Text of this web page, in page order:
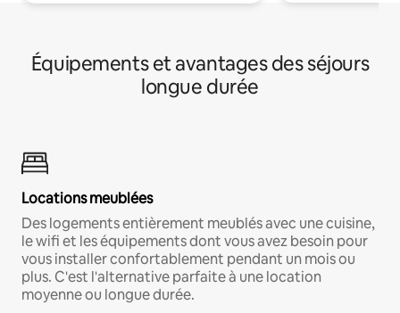
Équipements et avantages des séjours
longue durée
Locations meublées
Des logements entièrement meublés avec une cuisine,
le wifi et les équipements dont vous avez besoin pour
vous installer confortablement pendant un mois ou
plus. C'est l'alternative parfaite à une location
moyenne ou longue durée.